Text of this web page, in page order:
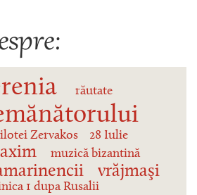
răutate
Zervakos 28 Iulie
muzică bizantină
vrăjmaşi
1 dupa Rusalii